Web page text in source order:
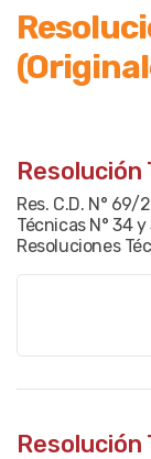
Resolución
Res. C.D. N°
Técnicas N° 34
Resoluciones
Resolución